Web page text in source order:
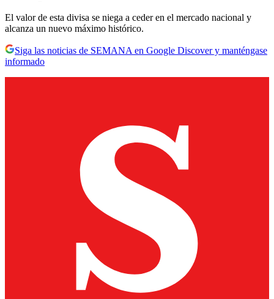
El valor de esta divisa se niega a ceder en el mercado nacional y
alcanza un nuevo máximo histórico.
Siga las noticias de SEMANA en Google Discover y manténgase
informado